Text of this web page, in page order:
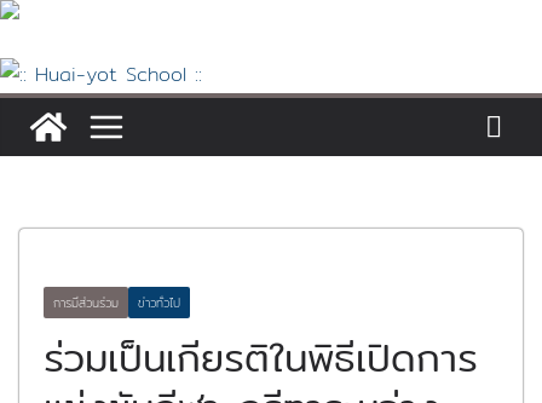
Skip
content
การมีส่วนร่วม ข่าวทั่วไป
ร่วมเป็นเกียรติในพิธีเปิดการ